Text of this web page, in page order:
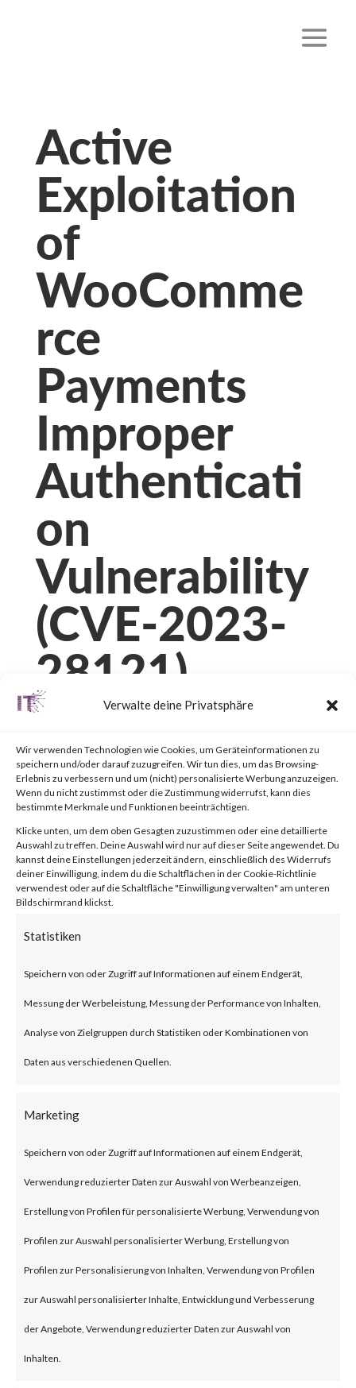
Verwalte deine Privatsphäre
Wir verwenden Technologien wie Cookies, um Geräteinformationen zu
speichern und/oder darauf zuzugreifen. Wir tun dies, um das Browsing-
Erlebnis zu verbessern und um (nicht) personalisierte Werbung anzuzeigen.
Wenn du nicht zustimmst oder die Zustimmung widerrufst, kann dies
bestimmte Merkmale und Funktionen beeinträchtigen.
Klicke unten, um dem oben Gesagten zuzustimmen oder eine detaillierte
Auswahl zu treffen. Deine Auswahl wird nur auf dieser Seite angewendet. Du
kannst deine Einstellungen jederzeit ändern, einschließlich des Widerrufs
deiner Einwilligung, indem du die Schaltflächen in der Cookie-Richtlinie
verwendest oder auf die Schaltfläche "Einwilligung verwalten" am unteren
Bildschirmrand klickst.
Statistiken
Speichern von oder Zugriff auf Informationen auf einem Endgerät,
Messung der Werbeleistung, Messung der Performance von Inhalten,
Analyse von Zielgruppen durch Statistiken oder Kombinationen von
Daten aus verschiedenen Quellen.
Marketing
Speichern von oder Zugriff auf Informationen auf einem Endgerät,
Verwendung reduzierter Daten zur Auswahl von Werbeanzeigen,
Erstellung von Profilen für personalisierte Werbung, Verwendung von
Profilen zur Auswahl personalisierter Werbung, Erstellung von
Profilen zur Personalisierung von Inhalten, Verwendung von Profilen
zur Auswahl personalisierter Inhalte, Entwicklung und Verbesserung
der Angebote, Verwendung reduzierter Daten zur Auswahl von
Inhalten.
Active
Exploitation
of
WooComme
rce
Payments
Improper
Authenticati
on
Vulnerability
(CVE-2023-
28121)
von
Facebook 0
What is WooCommerce
Payments?
WooCommerce Payments is a
popular e-commerce payment
plugin for WordPress designed
for small to large-sized online
merchants using WordPress.
has over 600,000 active
What is the Attack?
CVE-2023-28121 is an
authentication bypass
vulnerability affecting the
WooCommerce Payments
plugin version 4.8.0 through